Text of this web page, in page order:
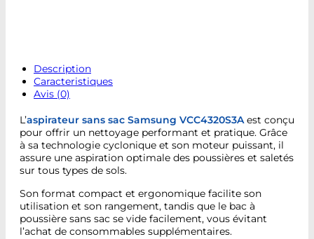
Description
Caracteristiques
Avis (0)
L’aspirateur sans sac Samsung VCC4320S3Aest conçu
pour offrir un nettoyage performant et pratique. Grâce
à sa technologie cyclonique et son moteur puissant, il
assure une aspiration optimale des poussières et saletés
sur tous types de sols.
Son format compact et ergonomique facilite son
utilisation et son rangement, tandis que le bac à
poussière sans sac se vide facilement, vous évitant
l’achat de consommables supplémentaires.